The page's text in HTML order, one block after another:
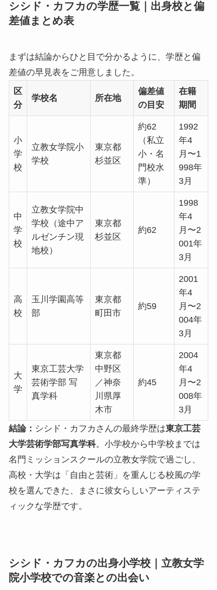
シシド・カフカの学歴一覧｜出身校と偏
差値まとめ表
まずは結論からひと目で分かるように、学歴と偏
差値の早見表をご用意しました。
区
分
学校名 所在地
偏差値
の目安
在籍
期間
小
学
校
立教女学院小
学校
東京都
杉並区
約62
（私立
小・名
門校水
準）
1992
年4
月〜1
998年
3月
中
学
校
立教女学院中
学校（途中ア
ルゼンチン現
地校）
東京都
杉並区
約62
1998
年4
月〜2
001年
3月
高
校
玉川学園高等
部
東京都
町田市
約59
2001
年4
月〜2
004年
3月
大
学
東京工芸大学
芸術学部 写
真学科
東京都
中野区
／神奈
川県厚
木市
約45
2004
年4
月〜2
008年
3月
結論： シシド・カフカさんの最終学歴は東京工芸
大学芸術学部写真学科。小学校から中学校までは
名門ミッションスクールの立教女学院で過ごし、
高校・大学は「自由と芸術」を重んじる校風の学
校を選んできた、まさに彼女らしいアーティステ
ィックな学歴です。
シシド・カフカの出身小学校｜立教女学
院小学校での音楽との出会い